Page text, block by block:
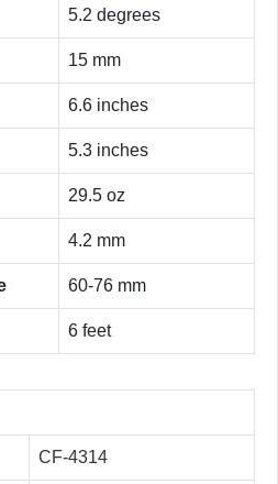
5.2 degrees
15 mm
6.6 inches
5.3 inches
29.5 oz
4.2 mm
60-76 mm
6 feet
CF-4314